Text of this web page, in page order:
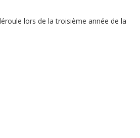
lors de la troisième année de la